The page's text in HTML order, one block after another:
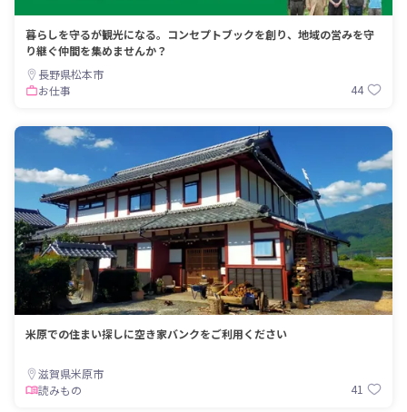
暮らしを守るが観光になる。コンセプトブックを創り、地域の営みを守
り継ぐ仲間を集めませんか？
長野県松本市
お仕事
44
米原での住まい探しに空き家バンクをご利用ください
滋賀県米原市
読みもの
41